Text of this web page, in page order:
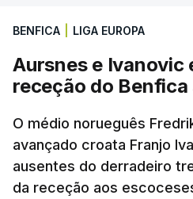
pista.
O vice-campeão português
Rafael Reis, que procurava
mais rápido, a sete
Luca Giaimi (UAE
(Anicolor-Campicarn),
BENFICA LIGA EUROPA
Aursnes e Ivanovic
receção do
O médio norueguês
avançado croata Franjo
ausentes do derradeiro
da receção aos